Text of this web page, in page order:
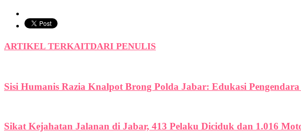
ARTIKEL TERKAITDARI PENULIS
Sisi Humanis Razia Knalpot Brong Polda Jabar: Edukasi
Sikat Kejahatan Jalanan di Jabar, 413 Pelaku Diciduk dan 1.016